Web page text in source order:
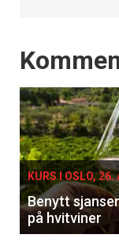
Events
KURS I OSLO,
Benytt
på hvitviner